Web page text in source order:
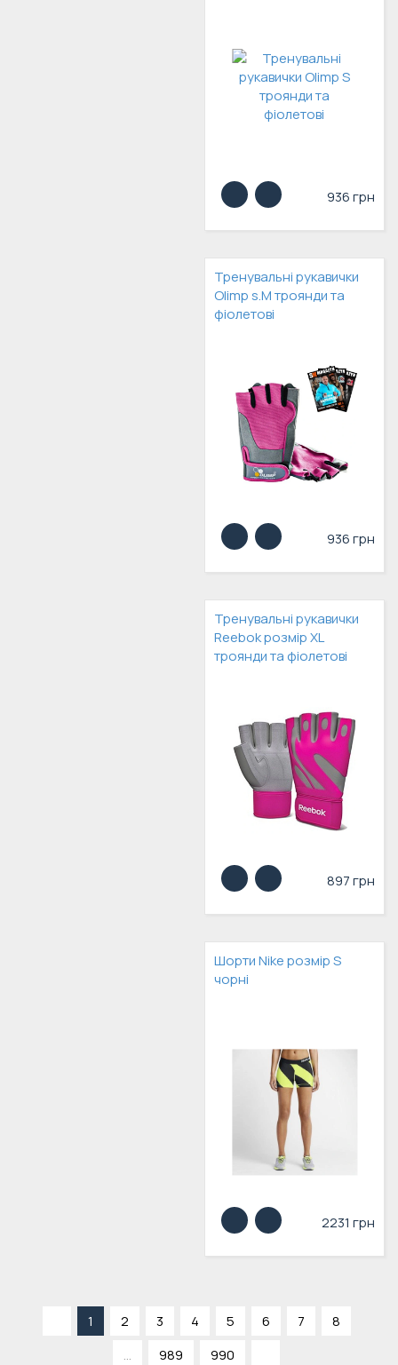
936 грн
Тренувальні рукавички
Olimp s.M троянди та
фіолетові
936 грн
Тренувальні рукавички
Reebok розмір XL
троянди та фіолетові
897 грн
Шорти Nike розмір S
чорні
2231 грн
1 2 3 4 5 6 7
8
...
989 990